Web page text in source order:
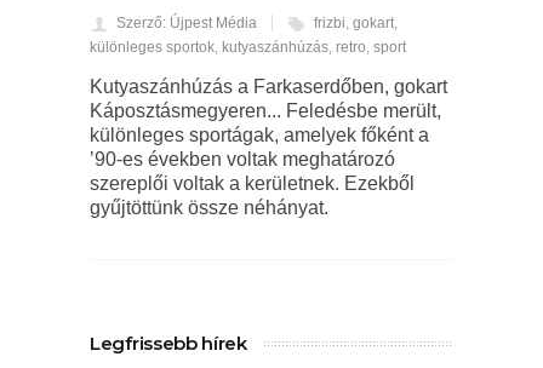
Szerző: Újpest Média frizbi, gokart,
különleges sportok, kutyaszánhúzás, retro, sport
Kutyaszánhúzás a Farkaserdőben, gokart
Káposztásmegyeren... Feledésbe merült,
különleges sportágak, amelyek főként a
’90-es években voltak meghatározó
szereplői voltak a kerületnek. Ezekből
gyűjtöttünk össze néhányat.
Legfrissebb hírek